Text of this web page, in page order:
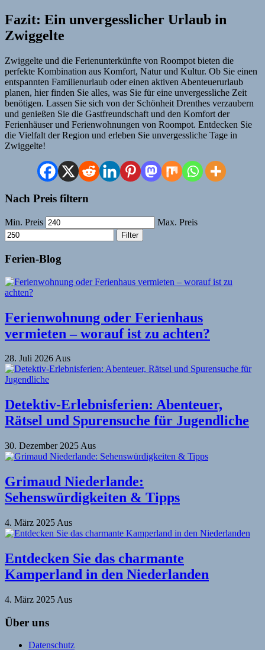
Fazit: Ein unvergesslicher Urlaub in
Zwiggelte
Zwiggelte und die Ferienunterkünfte von Roompot bieten die
perfekte Kombination aus Komfort, Natur und Kultur. Ob Sie einen
entspannten Familienurlaub oder einen aktiven Abenteuerurlaub
planen, hier finden Sie alles, was Sie für eine unvergessliche Zeit
benötigen. Lassen Sie sich von der Schönheit Drenthes verzaubern
und genießen Sie die Gastfreundschaft und den Komfort der
Ferienhäuser und Ferienwohnungen von Roompot. Entdecken Sie
die Vielfalt der Region und erleben Sie unvergessliche Tage in
Zwiggelte!
Nach Preis filtern
Min. Preis Max. Preis
Filter
Ferien-Blog
Ferienwohnung oder Ferienhaus
vermieten – worauf ist zu achten?
28. Juli 2026Aus
Detektiv-Erlebnisferien: Abenteuer,
Rätsel und Spurensuche für Jugendliche
30. Dezember 2025 Aus
Grimaud Niederlande:
Sehenswürdigkeiten & Tipps
4. März 2025 Aus
Entdecken Sie das charmante
Kamperland in den Niederlanden
4. März 2025 Aus
Über uns
Datenschutz